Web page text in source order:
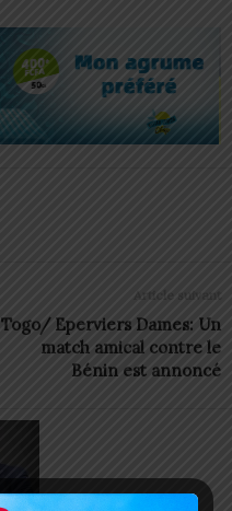
Article suivant
Togo/ Eperviers Dames: Un
match amical contre le
Bénin est annoncé